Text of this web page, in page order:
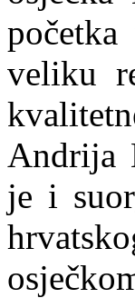
veliku
Andrija
je i